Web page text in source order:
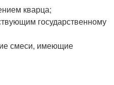
кварца;
государственному
смеси, имеющие